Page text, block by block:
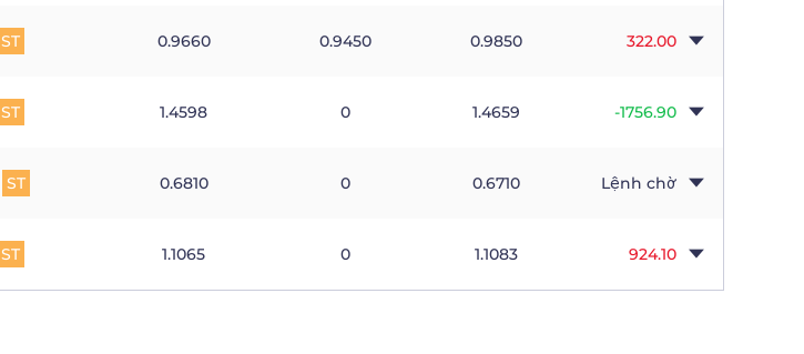
ST 0.9660 0.9450 0.9850 322.00
ST 1.4598 0 1.4659 -1756.90
ST 0.6810 0 0.6710 Lệnh chờ
ST 1.1065 0 1.1083 924.10